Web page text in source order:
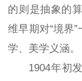
的则是抽象的
维早期对“境界
学、美学义涵。
1904年初